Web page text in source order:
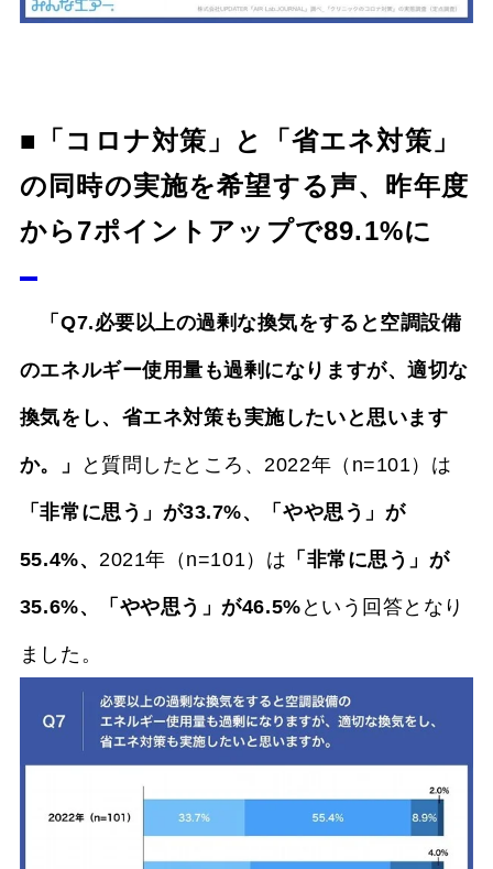
■「コロナ対策」と「省エネ対策」
の同時の実施を希望する声、昨年度
から7ポイントアップで89.1%に
「Q7.必要以上の過剰な換気をすると空調設備
のエネルギー使用量も過剰になりますが、適切な
換気をし、省エネ対策も実施したいと思います
か。」 と質問したところ、2022年（n=101）は
「非常に思う」が33.7%、「やや思う」が
55.4%、2021年（n=101）は 「非常に思う」が
35.6%、「やや思う」が46.5% という回答となり
ました。